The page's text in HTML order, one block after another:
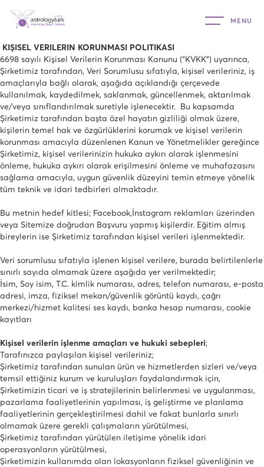
KİŞİSEL VERİLERİN KORUNMASI POLİTİKASI
6698 sayılı Kişisel Verilerin Korunması Kanunu (“KVKK”) uyarınca,
Şirketimiz tarafından, Veri Sorumlusu sıfatıyla, kişisel verileriniz, iş
amaçlarıyla bağlı olarak, aşağıda açıklandığı çerçevede
kullanılmak, kaydedilmek, saklanmak, güncellenmek, aktarılmak
ve/veya sınıflandırılmak suretiyle işlenecektir. Bu kapsamda
Şirketimiz tarafından başta özel hayatın gizliliği olmak üzere,
kişilerin temel hak ve özgürlüklerini korumak ve kişisel verilerin
korunması amacıyla düzenlenen Kanun ve Yönetmelikler gereğince
Şirketimiz, kişisel verilerinizin hukuka aykırı olarak işlenmesini
önleme, hukuka aykırı olarak erişilmesini önleme ve muhafazasını
sağlama amacıyla, uygun güvenlik düzeyini temin etmeye yönelik
tüm teknik ve idari tedbirleri almaktadır.
Bu metnin hedef kitlesi; Facebook,İnstagram reklamları üzerinden
veya Sitemize doğrudan Başvuru yapmış kişilerdir. Eğitim almış
bireylerin ise Şirketimiz tarafından kişisel verileri işlenmektedir.
Veri sorumlusu sıfatıyla işlenen kişisel verilere, burada belirtilenlerle
sınırlı sayıda olmamak üzere aşağıda yer verilmektedir;
İsim, Soy isim, T.C. kimlik numarası, adres, telefon numarası, e-posta
adresi, imza, fiziksel mekan/güvenlik görüntü kaydı, çağrı
merkezi/hizmet kalitesi ses kaydı, banka hesap numarası, cookie
kayıtları
Kişisel verilerin işlenme amaçları ve hukuki sebepleri;
Tarafınızca paylaşılan kişisel verileriniz;
Şirketimiz tarafından sunulan ürün ve hizmetlerden sizleri ve/veya
temsil ettiğiniz kurum ve kuruluşları faydalandırmak için,
Şirketimizin ticari ve iş stratejilerinin belirlenmesi ve uygulanması,
pazarlama faaliyetlerinin yapılması, iş geliştirme ve planlama
faaliyetlerinin gerçekleştirilmesi dahil ve fakat bunlarla sınırlı
olmamak üzere gerekli çalışmaların yürütülmesi,
Şirketimiz tarafından yürütülen iletişime yönelik idari
operasyonların yürütülmesi,
Şirketimizin kullanımda olan lokasyonların fiziksel güvenliğinin ve